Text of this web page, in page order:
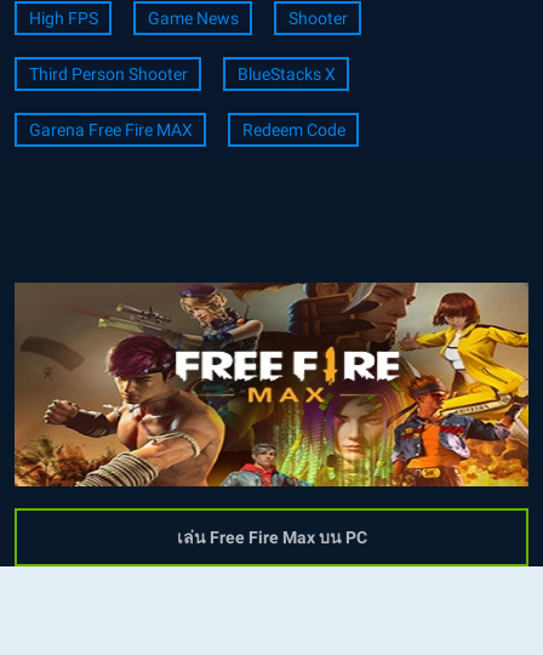
High FPS Game News Shooter
Third Person Shooter BlueStacks X
Garena Free Fire MAX Redeem Code
เล่น Free Fire Max บน PC